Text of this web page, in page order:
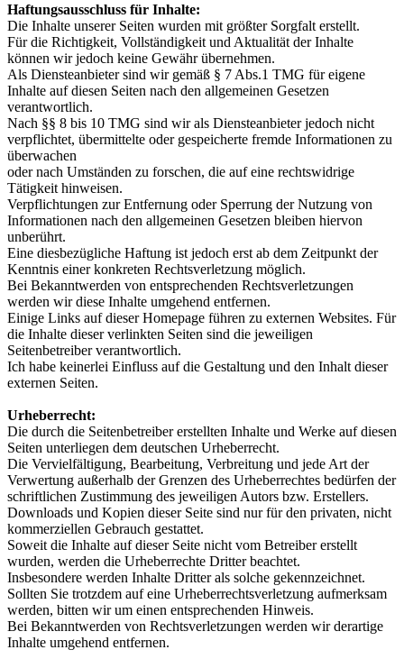
Haftungsausschluss für Inhalte:
Die Inhalte unserer Seiten wurden mit größter Sorgfalt erstellt.
Für die Richtigkeit, Vollständigkeit und Aktualität der Inhalte
können wir jedoch keine Gewähr übernehmen.
Als Diensteanbieter sind wir gemäß § 7 Abs.1 TMG für eigene
Inhalte auf diesen Seiten nach den allgemeinen Gesetzen
verantwortlich.
Nach §§ 8 bis 10 TMG sind wir als Diensteanbieter jedoch nicht
verpflichtet, übermittelte oder gespeicherte fremde Informationen zu
überwachen
oder nach Umständen zu forschen, die auf eine rechtswidrige
Tätigkeit hinweisen.
Verpflichtungen zur Entfernung oder Sperrung der Nutzung von
Informationen nach den allgemeinen Gesetzen bleiben hiervon
unberührt.
Eine diesbezügliche Haftung ist jedoch erst ab dem Zeitpunkt der
Kenntnis einer konkreten Rechtsverletzung möglich.
Bei Bekanntwerden von entsprechenden Rechtsverletzungen
werden wir diese Inhalte umgehend entfernen.
Einige Links auf dieser Homepage führen zu externen Websites. Für
die Inhalte dieser verlinkten Seiten sind die jeweiligen
Seitenbetreiber verantwortlich.
Ich habe keinerlei Einfluss auf die Gestaltung und den Inhalt dieser
externen Seiten.
Urheberrecht:
Die durch die Seitenbetreiber erstellten Inhalte und Werke auf diesen
Seiten unterliegen dem deutschen Urheberrecht.
Die Vervielfältigung, Bearbeitung, Verbreitung und jede Art der
Verwertung außerhalb der Grenzen des Urheberrechtes bedürfen der
schriftlichen Zustimmung des jeweiligen Autors bzw. Erstellers.
Downloads und Kopien dieser Seite sind nur für den privaten, nicht
kommerziellen Gebrauch gestattet.
Soweit die Inhalte auf dieser Seite nicht vom Betreiber erstellt
wurden, werden die Urheberrechte Dritter beachtet.
Insbesondere werden Inhalte Dritter als solche gekennzeichnet.
Sollten Sie trotzdem auf eine Urheberrechtsverletzung aufmerksam
werden, bitten wir um einen entsprechenden Hinweis.
Bei Bekanntwerden von Rechtsverletzungen werden wir derartige
Inhalte umgehend entfernen.